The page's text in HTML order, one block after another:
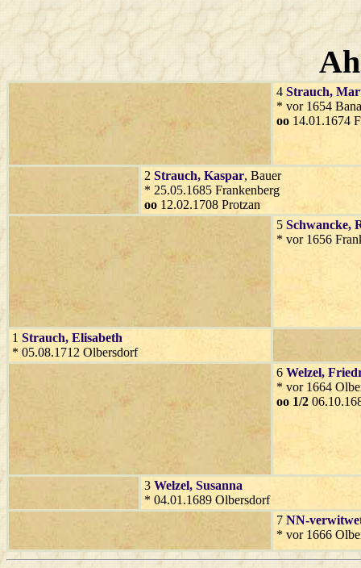
4 Strauch,
* vor 1654
oo 14.01.1674
2 Strauch, Kaspar, Bauer
* 25.05.1685 Frankenberg
oo 12.02.1708 Protzan
5 Schwancke,
* vor 1656
1 Strauch, Elisabeth
* 05.08.1712 Olbersdorf
6 Welzel,
* vor 1664
oo 1/2
3 Welzel, Susanna
* 04.01.1689 Olbersdorf
7 NN-
* vor 1666